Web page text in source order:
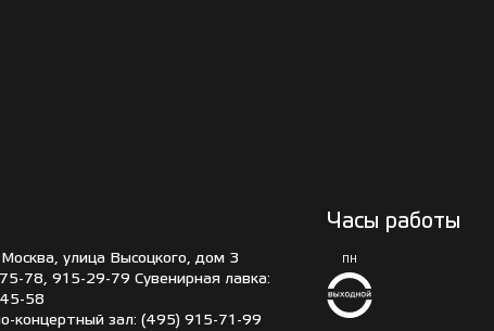
улица Высоцкого, дом 3
78, 915-29-79 Сувенирная лавка:
58
концертный зал: (495) 915-71-99
Часы работы
ПН